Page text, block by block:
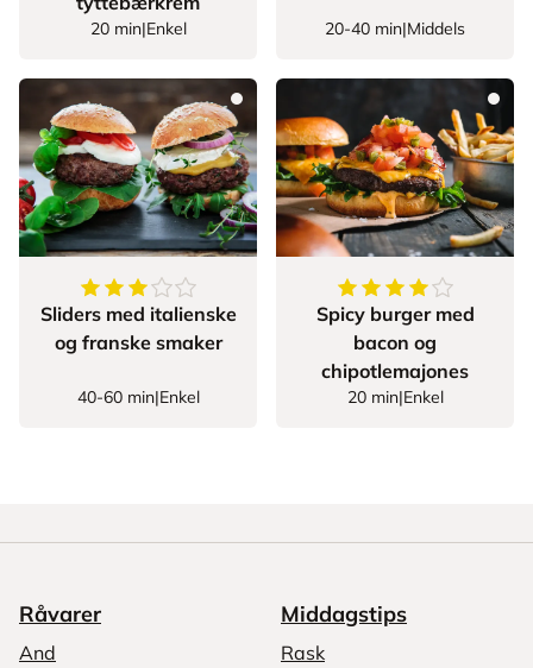
20 min|Enkel 20-40 min|Middels
3.625av5stjerner
Sliders med italienske
og franske smaker
40-60 min|Enkel
4.117647058823529
Spicy burger med
bacon og
chipotlemajones
20 min|Enkel
Råvarer
And
Middagstips
Rask